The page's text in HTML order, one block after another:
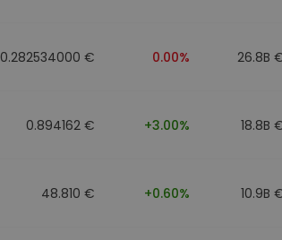
0.282534000 € 0.00% 26.8B
0.894162 € +3.00% 18.8B
48.810 € +0.60% 10.9B